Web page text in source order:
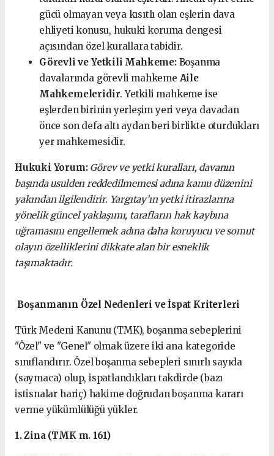
gücü olmayan veya kısıtlı olan eşlerin dava
ehliyeti konusu, hukuki koruma dengesi
açısından özel kurallara tabidir.
Görevli ve Yetkili Mahkeme:Boşanma
davalarında görevli mahkeme Aile
Mahkemeleridir. Yetkili mahkeme ise
eşlerden birinin yerleşim yeri veya davadan
önce son defa altı aydan beri birlikte oturdukları
yer mahkemesidir.
Hukuki Yorum: Görev ve yetki kuralları, davanın
başında usulden reddedilmemesi adına kamu düzenini
yakından ilgilendirir. Yargıtay’ın yetki itirazlarına
yönelik güncel yaklaşımı, tarafların hak kaybına
uğramasını engellemek adına daha koruyucu ve somut
olayın özelliklerini dikkate alan bir esneklik
taşımaktadır.
Boşanmanın Özel Nedenleri ve İspat Kriterleri
Türk Medeni Kanunu (TMK), boşanma sebeplerini
"Özel" ve "Genel" olmak üzere iki ana kategoride
sınıflandırır. Özel boşanma sebepleri sınırlı sayıda
(saymaca) olup, ispatlandıkları takdirde (bazı
istisnalar hariç) hakime doğrudan boşanma kararı
verme yükümlülüğü yükler.
1. Zina (TMK m. 161)